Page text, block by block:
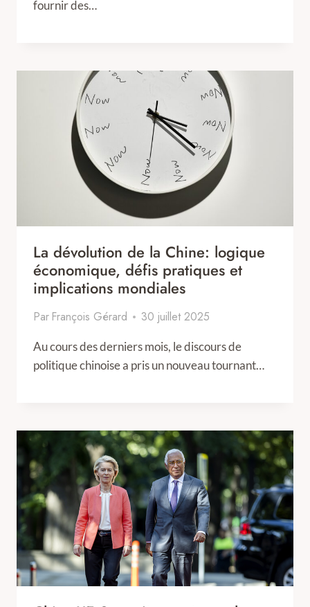
fournir des…
La dévolution de la Chine: logique
économique, défis pratiques et
implications mondiales
Par François Gérard 30 juillet 2025
Au cours des derniers mois, le discours de
politique chinoise a pris un nouveau tournant…